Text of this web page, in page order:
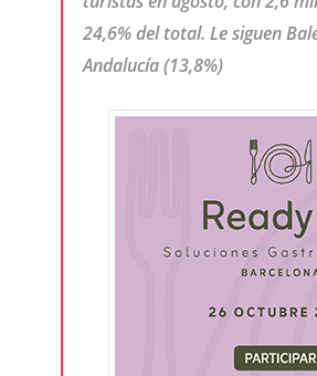
24,6% del total. Le siguen
Andalucía (13,8%)